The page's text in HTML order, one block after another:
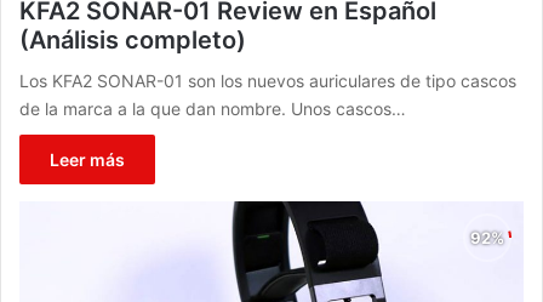
KFA2 SONAR-01 Review en Español
(Análisis completo)
Los KFA2 SONAR-01 son los nuevos auriculares de tipo cascos
de la marca a la que dan nombre. Unos cascos…
Leer más